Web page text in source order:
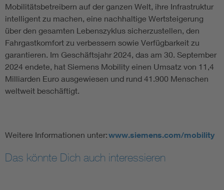
Mobilitätsbetreibern auf der ganzen Welt, ihre Infrastruktur
intelligent zu machen, eine nachhaltige Wertsteigerung
über den gesamten Lebenszyklus sicherzustellen, den
Fahrgastkomfort zu verbessern sowie Verfügbarkeit zu
garantieren. Im Geschäftsjahr 2024, das am 30. September
2024 endete, hat Siemens Mobility einen Umsatz von 11,4
Milliarden Euro ausgewiesen und rund 41.900 Menschen
weltweit beschäftigt.
Weitere Informationen unter:www.siemens.com/mobility
Das könnte Dich auch interessieren